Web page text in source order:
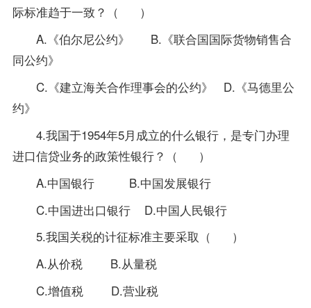
际标准趋于一致？（ ）
A.《伯尔尼公约》 B.《联合国国际货物销售合
同公约》
C.《建立海关合作理事会的公约》 D.《马德里公
约》
4.我国于1954年5月成立的什么银行，是专门办理
进口信贷业务的政策性银行？（ ）
A.中国银行 B.中国发展银行
C.中国进出口银行 D.中国人民银行
5.我国关税的计征标准主要采取（ ）
A.从价税 B.从量税
C.增值税 D.营业税